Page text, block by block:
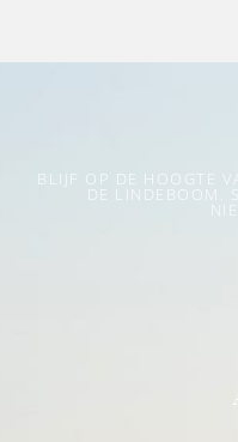
BLIJF OP DE HOOGTE
DE LINDEBOOM.